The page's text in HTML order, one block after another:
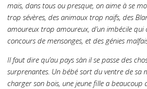
mais, dans tous ou presque, on aime à se
trop sévères, des animaux trop naïfs, des
amoureux trop amoureux, d’un imbécile qui
concours de mensonges, et des génies
Il faut dire qu’au pays sàn il se passe des
surprenantes. Un bébé sort du ventre de sa
charger son bois, une jeune fille a beaucoup